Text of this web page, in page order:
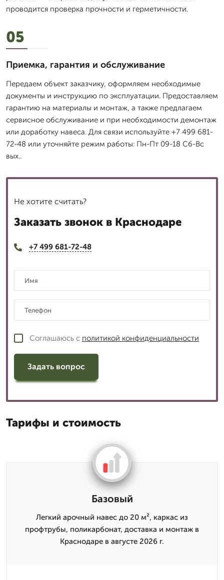
проводится проверка прочности и герметичности.
05
Приемка, гарантия и обслуживание
Передаем объект заказчику, оформляем необходимые
документы и инструкцию по эксплуатации. Предоставляем
гарантию на материалы и монтаж, а также предлагаем
сервисное обслуживание и при необходимости демонтаж
или доработку навеса. Для связи используйте +7 499 681-
72-48 или уточняйте режим работы: Пн-Пт 09-18 Сб-Вс
вых..
Не хотите считать?
Заказать звонок в Краснодаре
+7 499 681-72-48
Соглашаюсь с политикой конфиденциальности
Задать вопрос
Тарифы и стоимость
Базовый
Легкий арочный навес до 20 м², каркас из
профтрубы, поликарбонат, доставка и монтаж в
Краснодаре в августе 2026 г.